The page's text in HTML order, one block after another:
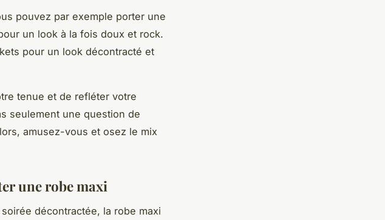
pouvez par exemple porter une
un look à la fois doux et rock.
pour un look décontracté et
tenue et de refléter votre
seulement une question de
amusez-vous et osez le mix
une robe maxi
décontractée, la robe maxi